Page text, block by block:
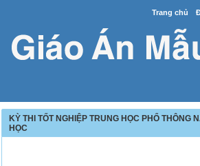
Trang chủ
KỲ THI TỐT NGHIỆP TRUNG HỌC PHỔ THÔNG
HỌC